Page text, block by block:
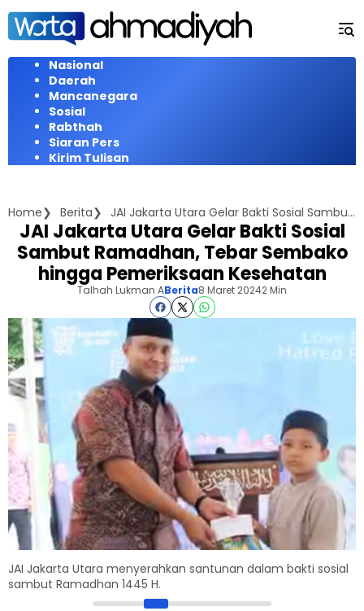
Langsung
konten
Nasional
Daerah
Mancanegara
Sosial
Rabthah
Siaran Pers
Kirim Tulisan
Home Berita JAI Jakarta Utara Gelar Bakti Sosial Sambut Ramadhan, Tebar Sembako hingga Pemeriksaan Kesehatan
JAI Jakarta Utara Gelar Bakti Sosial
Sambut Ramadhan, Tebar Sembako
hingga Pemeriksaan Kesehatan
Talhah Lukman ABerita8 Maret 20242 Min
JAI Jakarta Utara menyerahkan santunan dalam bakti sosial
sambut Ramadhan 1445 H.